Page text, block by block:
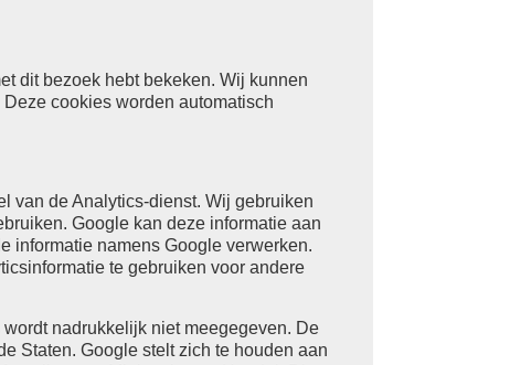
dit bezoek hebt bekeken. Wij kunnen
cookies worden automatisch
van de Analytics-dienst. Wij gebruiken
Google kan deze informatie aan
informatie namens Google verwerken.
te gebruiken voor andere
nadrukkelijk niet meegegeven. De
Staten. Google stelt zich te houden aan